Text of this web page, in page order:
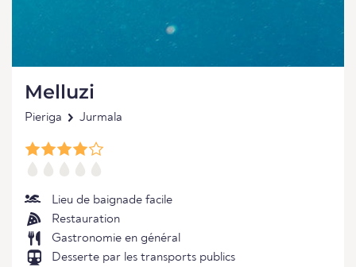
Melluzi
Pieriga Jurmala
Lieu de baignade facile
Restauration
Gastronomie en général
Desserte par les transports publics